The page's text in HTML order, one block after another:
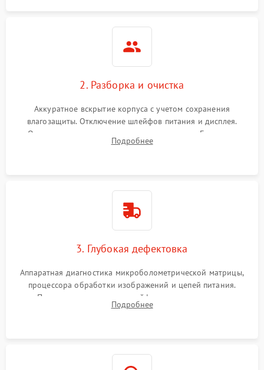
2. Разборка и очистка
Аккуратное вскрытие корпуса с учетом сохранения
влагозащиты. Отключение шлейфов питания и дисплея.
Очистка внутренних плат от окислов и пыли. Бережная
обработка германиевого объектива специализированными
Подробнее
3. Глубокая дефектовка
Аппаратная диагностика микроболометрической матрицы,
процессора обработки изображений и цепей питания.
Проверка целостности шлейфов, модуля памяти и
интерфейсов связи. Выявление сгоревших SMD-компонентов
Подробнее